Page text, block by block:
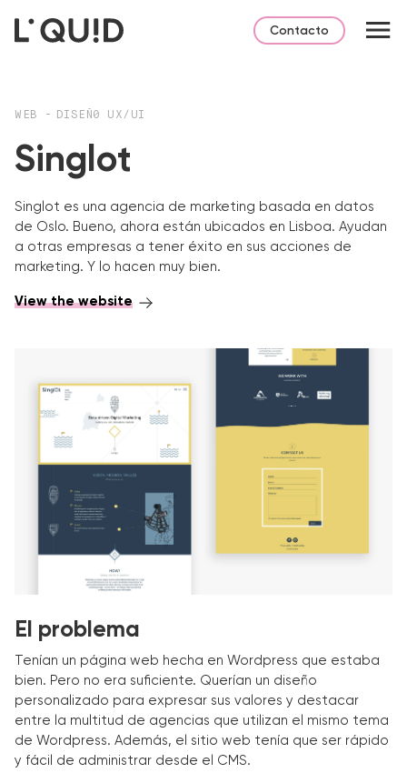
Contacto
WEB - DISEÑ0 UX/UI
Singlot
Singlot es una agencia de marketing basada en datos
de Oslo. Bueno, ahora están ubicados en Lisboa. Ayudan
a otras empresas a tener éxito en sus acciones de
marketing. Y lo hacen muy bien.
View the website
El problema
Tenían un página web hecha en Wordpress que estaba
bien. Pero no era suficiente. Querían un diseño
personalizado para expresar sus valores y destacar
entre la multitud de agencias que utilizan el mismo tema
de Wordpress. Además, el sitio web tenía que ser rápido
y fácil de administrar desde el CMS.